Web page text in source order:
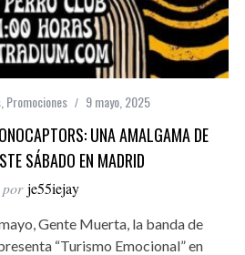
Promociones 9 mayo, 2025
UNA AMALGAMA DE
SÁBADO EN MADRID
por je55iejay
Gente Muerta, la banda de
“Turismo Emocional” en